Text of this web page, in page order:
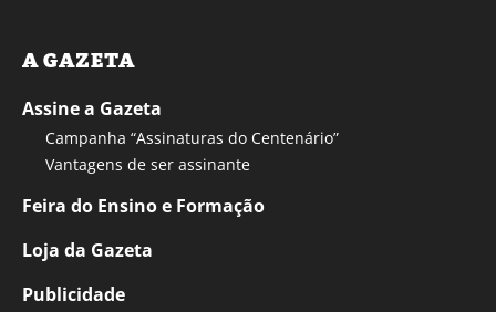
A GAZETA
Assine a Gazeta
Campanha “Assinaturas do Centenário”
Vantagens de ser assinante
Feira do Ensino e Formação
Loja da Gazeta
Publicidade